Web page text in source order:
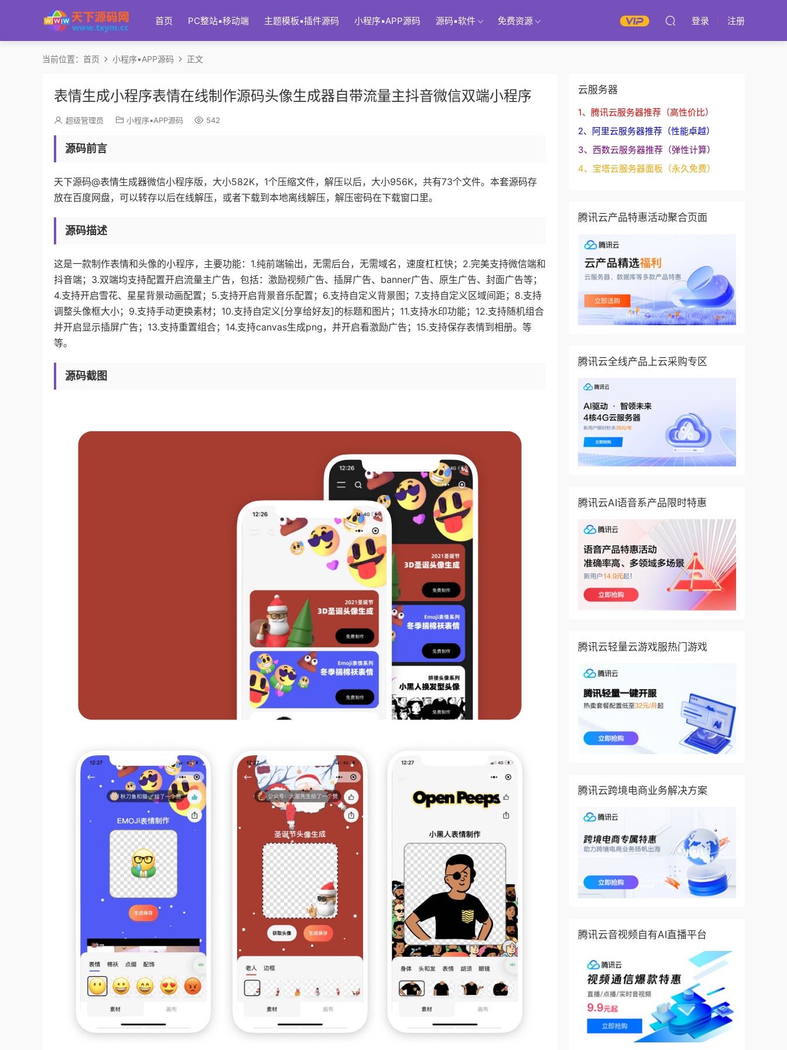
首页 PC整站▪移动端 主题模板▪插件源码 小程序▪APP源码 源码▪软件 免费资源 登录 注册
当前位置： 首页 小程序▪APP源码 正文
表情生成小程序表情在线制作源码头像生成器自带流量主抖音微信双端小程序
超级管理员 小程序▪APP源码 542
源码前言
天下源码@表情生成器微信小程序版，大小582K，1个压缩文件，解压以后，大小956K，共有73个文件。本套源码存
放在百度网盘，可以转存以后在线解压，或者下载到本地离线解压，解压密码在下载窗口里。
源码描述
这是一款制作表情和头像的小程序，主要功能：1.纯前端输出，无需后台，无需域名，速度杠杠快；2.完美支持微信端和
抖音端；3.双端均支持配置开启流量主广告，包括：激励视频广告、插屏广告、banner广告、原生广告、封面广告等；
4.支持开启雪花、星星背景动画配置；5.支持开启背景音乐配置；6.支持自定义背景图；7.支持自定义区域间距；8.支持
调整头像框大小；9.支持手动更换素材；10.支持自定义[分享给好友]的标题和图片；11.支持水印功能；12.支持随机组合
并开启显示插屏广告；13.支持重置组合；14.支持canvas生成png，并开启看激励广告；15.支持保存表情到相册。等
等。
源码截图
云服务器
1、腾讯云服务器推荐（高性价比）
2、阿里云服务器推荐（性能卓越）
3、西数云服务器推荐（弹性计算）
4、宝塔云服务器面板（永久免费）
腾讯云产品特惠活动聚合页面
腾讯云全线产品上云采购专区
腾讯云AI语音系产品限时特惠
腾讯云轻量云游戏服热门游戏
腾讯云跨境电商业务解决方案
腾讯云音视频自有AI直播平台